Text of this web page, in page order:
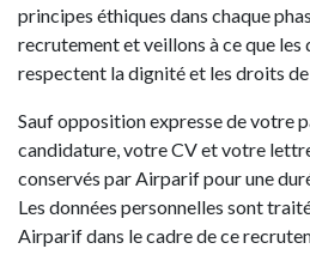
principes éthiques dans chaque
recrutement et veillons à ce que les
respectent la dignité et les droits
Sauf opposition expresse de votre
candidature, votre CV et votre
conservés par Airparif pour une
Les données personnelles sont
Airparif dans le cadre de ce